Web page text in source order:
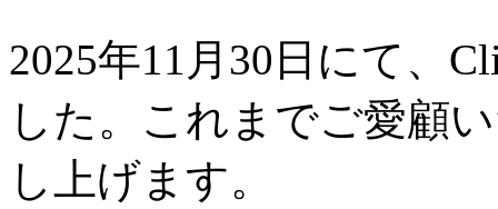
2025年11月30日にて、
した。これまでご愛顧
し上げます。